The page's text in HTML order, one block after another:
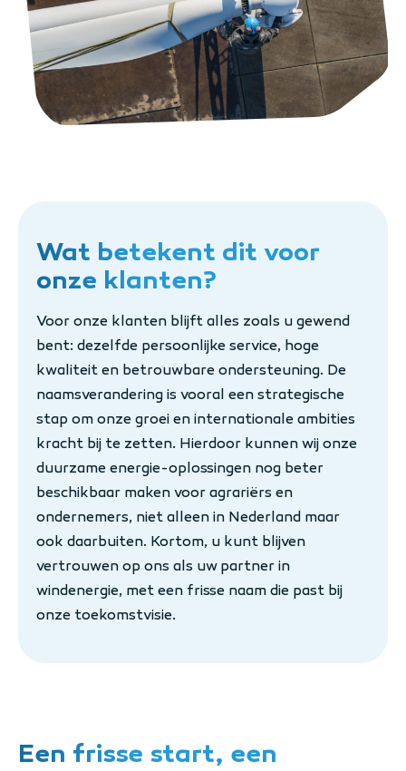
Wat betekent dit voor
onze klanten?
Voor onze klanten blijft alles zoals u gewend
bent: dezelfde persoonlijke service, hoge
kwaliteit en betrouwbare ondersteuning. De
naamsverandering is vooral een strategische
stap om onze groei en internationale ambities
kracht bij te zetten. Hierdoor kunnen wij onze
duurzame energie-oplossingen nog beter
beschikbaar maken voor agrariërs en
ondernemers, niet alleen in Nederland maar
ook daarbuiten. Kortom, u kunt blijven
vertrouwen op ons als uw partner in
windenergie, met een frisse naam die past bij
onze toekomstvisie.
Een frisse start, een